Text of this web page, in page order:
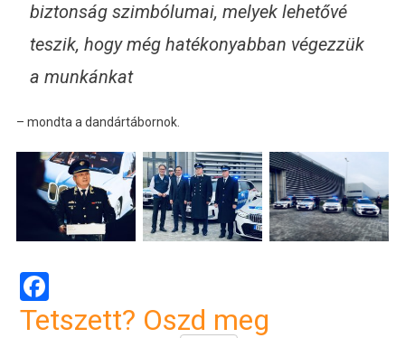
biztonság szimbólumai, melyek lehetővé
teszik, hogy még hatékonyabban végezzük
a munkánkat
– mondta a dandártábornok.
Facebook
Tetszett? Oszd meg